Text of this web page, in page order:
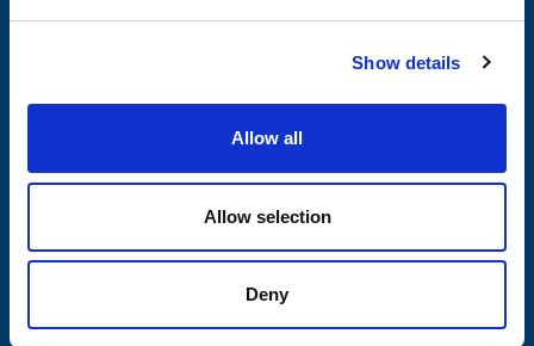
Show details
Allow all
Allow selection
Deny
Kontakt
Visjon